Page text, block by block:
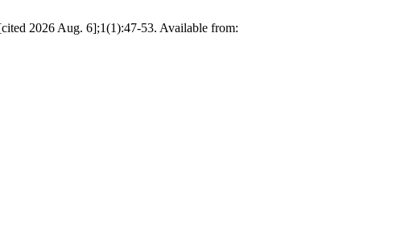
2026 Aug. 6];1(1):47-53. Available from: